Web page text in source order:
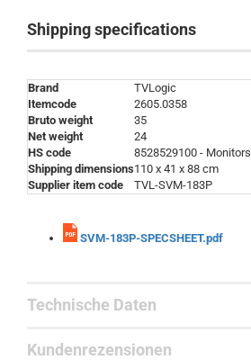
Shipping specifications
Brand
TVLogic
Itemcode
2605.0358
Bruto weight
35
Net weight
24
HS code
8528529100 - Monitors
Shipping dimensions110 x 41 x 88 cm
Supplier item code
TVL-SVM-183P
SVM-183P-SPECSHEET.pdf
Technische Daten
Kundenrezensionen